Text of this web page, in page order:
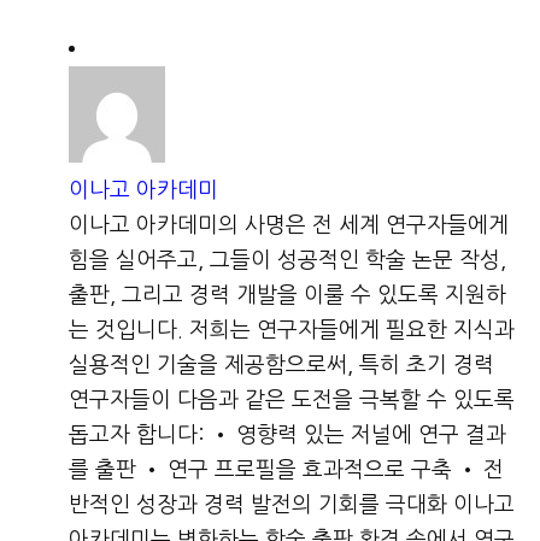
이나고 아카데미
이나고 아카데미의 사명은 전 세계 연구자들에게
힘을 실어주고, 그들이 성공적인 학술 논문 작성,
출판, 그리고 경력 개발을 이룰 수 있도록 지원하
는 것입니다. 저희는 연구자들에게 필요한 지식과
실용적인 기술을 제공함으로써, 특히 초기 경력
연구자들이 다음과 같은 도전을 극복할 수 있도록
돕고자 합니다: • 영향력 있는 저널에 연구 결과
를 출판 • 연구 프로필을 효과적으로 구축 • 전
반적인 성장과 경력 발전의 기회를 극대화 이나고